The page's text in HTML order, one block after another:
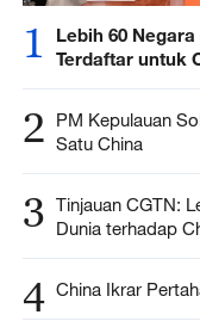
1
Lebih 60
Terdaftar untuk
2
PM Kepulauan
Satu China
3 Tinjauan CGTN:
Dunia terhadap
4 China Ikrar